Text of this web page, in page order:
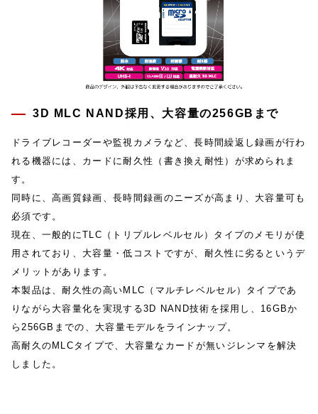
3D MLC NAND採用、大容量の256GBまで
ドライブレコーダーや監視カメラなど、長時間繰返し録画が行わ
れる機器には、カードに耐久性（書き換え耐性）が求められま
す。
同時に、高画質録画、長時間録画のニーズが高まり、大容量可も
必須です。
現在、一般的にTLC（トリプルレベルセル）タイプのメモリが使
用されており、大容量・低コストですが、耐久性に劣るというデ
メリットがあります。
本製品は、耐久性の高いMLC（マルチレベルセル）タイプであ
りながら大容量化を実現する3D NAND技術を採用し、16GBか
ら256GBまでの、大容量モデルをラインナップ。
高耐久のMLCタイプで、大容量なカードが無いジレンマを解決
しました。